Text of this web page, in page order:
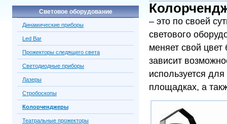
– это по своей
светового
меняет свой
зависит
используется
площадках, а
Световое оборудование
Динамические приборы
Led Bar
Прожекторы следящего света
Светодиодные приборы
Лазеры
Стробоскопы
Колорченджеры
Театральные прожекторы